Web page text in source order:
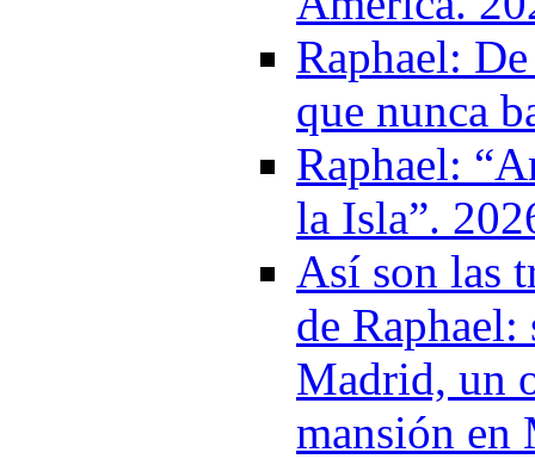
Raphael:
que nunca
Raphael:
la Isla”.
Así son las
de
Madrid, un
mansión en